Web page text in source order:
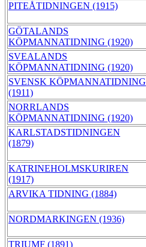
PITEÅTIDNINGEN (1915)
GÖTALANDS
KÖPMANNATIDNING (1920)
SVEALANDS
KÖPMANNATIDNING (1920)
SVENSK KÖPMANNATIDNING
(1911)
NORRLANDS
KÖPMANNATIDNING (1920)
KARLSTADSTIDNINGEN
(1879)
KATRINEHOLMSKURIREN
(1917)
ARVIKA TIDNING (1884)
NORDMARKINGEN (1936)
TRIUMF (1891)